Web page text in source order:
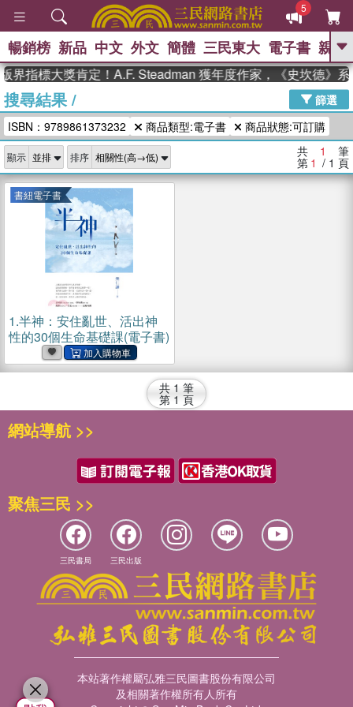
5
GO
高希均教授回憶錄
、 The Odyssey 、 父親節 、 如果歷
史是一群喵 、 暑期推薦 、 國際布克
獎 臺灣漫遊錄 、 方念華 、 台灣的李
登輝時代
數學女孩：黎曼猜想 、
偉大的迷走神經
暢銷榜 新品 中文 外文 簡體 三民東大 電子書 親子
界指標大獎肯定！A.F. Steadman 獲年度作家，《史坎德》系
搜尋結果/
篩選
ISBN：9789861373232
商品類型:電子書 商品狀態:可訂購
顯示 排序 共 1 筆
第 1 / 1 頁
書紐電子書
1.半神：安住亂世、活出神
性的30個生命基礎課(電子書)
共 1 筆
第 1 頁
網站導航 >>
聚焦三民 >>
三民書局 三民出版
本站著作權屬弘雅三民圖書股份有限公司
及相關著作權所有人所有